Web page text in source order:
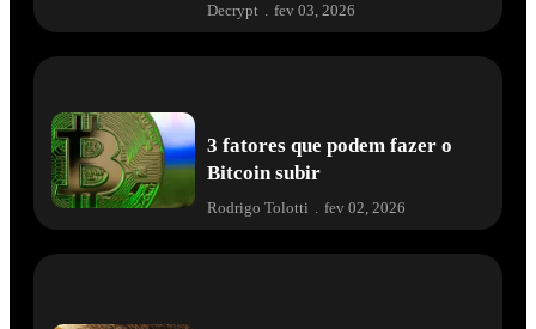
Decrypt . fev 03, 2026
3 fatores que podem fazer o
Bitcoin subir
Rodrigo Tolotti fev 02, 2026